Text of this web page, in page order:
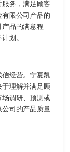
务，满足顾客
限公司产品的
产品的满意程
划。
信经营。宁夏凯
理解并满足顾
场调研、预测或
公司的产品质量